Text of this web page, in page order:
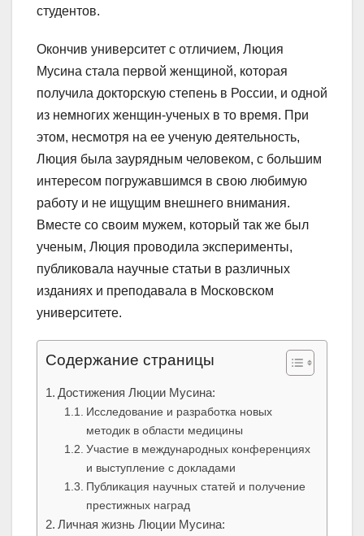
студентов.
Окончив университет с отличием, Люция
Мусина стала первой женщиной, которая
получила докторскую степень в России, и одной
из немногих женщин-ученых в то время. При
этом, несмотря на ее ученую деятельность,
Люция была заурядным человеком, с большим
интересом погружавшимся в свою любимую
работу и не ищущим внешнего внимания.
Вместе со своим мужем, который так же был
ученым, Люция проводила эксперименты,
публиковала научные статьи в различных
изданиях и преподавала в Московском
университете.
Содержание страницы
Достижения Люции Мусина:
Исследование и разработка новых
методик в области медицины
Участие в международных конференциях
и выступление с докладами
Публикация научных статей и получение
престижных наград
Личная жизнь Люции Мусина: